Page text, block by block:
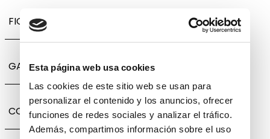
Esta página web usa cookies
Las cookies de este sitio web se usan para
personalizar el contenido y los anuncios, ofrecer
funciones de redes sociales y analizar el tráfico.
Además, compartimos información sobre el uso
FICHA TÉCNICA
GARANTÍA, CAMBIOS Y DEVOLUCIONES
COMPARTIR